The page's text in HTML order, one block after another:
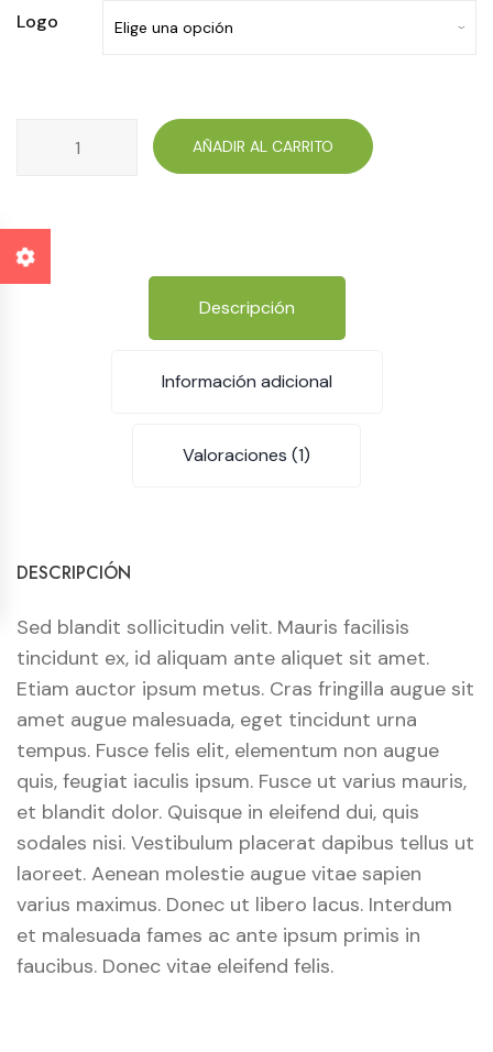
Logo
AÑADIR AL CARRITO
Descripción
Información adicional
Valoraciones (1)
DESCRIPCIÓN
Sed blandit sollicitudin velit. Mauris facilisis
tincidunt ex, id aliquam ante aliquet sit amet.
Etiam auctor ipsum metus. Cras fringilla augue sit
amet augue malesuada, eget tincidunt urna
tempus. Fusce felis elit, elementum non augue
quis, feugiat iaculis ipsum. Fusce ut varius mauris,
et blandit dolor. Quisque in eleifend dui, quis
sodales nisi. Vestibulum placerat dapibus tellus ut
laoreet. Aenean molestie augue vitae sapien
varius maximus. Donec ut libero lacus. Interdum
et malesuada fames ac ante ipsum primis in
faucibus. Donec vitae eleifend felis.